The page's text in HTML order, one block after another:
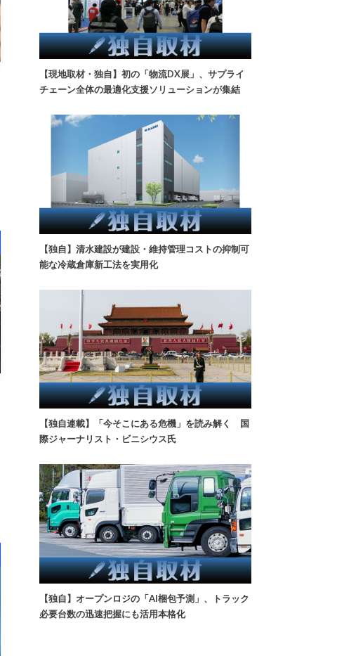
【現地取材・独自】初の「物流DX展」、サプライ
チェーン全体の最適化支援ソリューションが集結
【独自】清水建設が建設・維持管理コストの抑制可
能な冷蔵倉庫新工法を実用化
【独自連載】「今そこにある危機」を読み解く 国
際ジャーナリスト・ビニシウス氏
【独自】オープンロジの「AI梱包予測」、トラック
必要台数の迅速把握にも活用本格化